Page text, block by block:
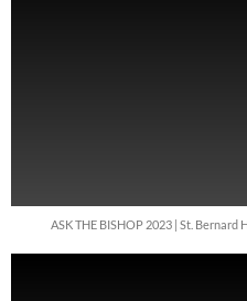
ASK THE BISHOP 2023 | St.